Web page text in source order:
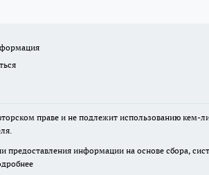
праве и не подлежит использованию
информации на основе сбора,